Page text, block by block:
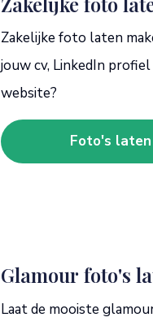
Zakelijke foto laten
jouw cv, LinkedIn
website?
Foto's laten
Glamour foto's
Laat de mooiste